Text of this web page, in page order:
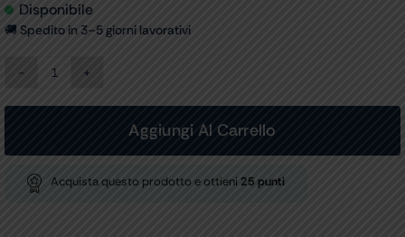
Disponibile
🚚 Spedito in 3–5 giorni lavorativi
DUOFONO
-
-
lira
blu
Aggiungi Al Carrello
Acquista questo prodotto e ottieni 25 punti